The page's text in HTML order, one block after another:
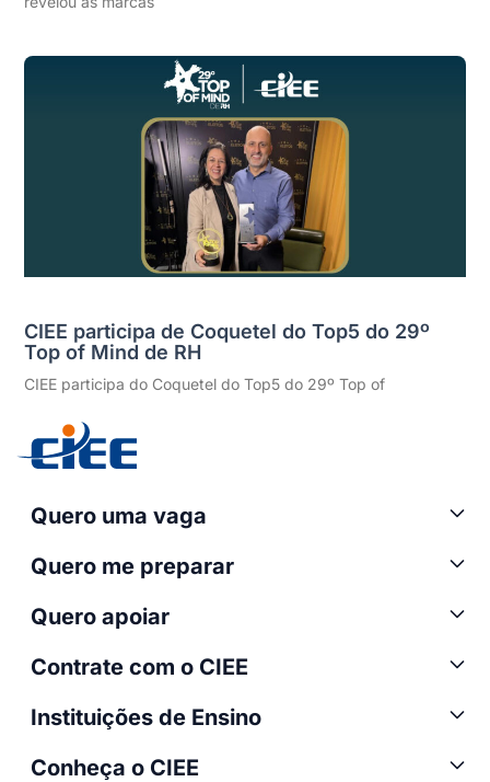
CIEE participa de Coquetel do Top5 do 29º
Top of Mind de RH
CIEE participa do Coquetel do Top5 do 29º Top of
Quero uma vaga
Quero me preparar
Quero apoiar
Contrate com o CIEE
Instituições de Ensino
Conheça o CIEE